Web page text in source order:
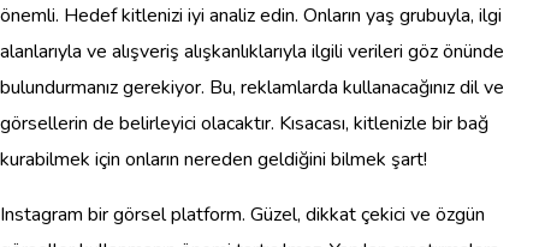
önemli. Hedef kitlenizi iyi analiz edin. Onların yaş grubuyla, ilgi
alanlarıyla ve alışveriş alışkanlıklarıyla ilgili verileri göz önünde
bulundurmanız gerekiyor. Bu, reklamlarda kullanacağınız dil ve
görsellerin de belirleyici olacaktır. Kısacası, kitlenizle bir bağ
kurabilmek için onların nereden geldiğini bilmek şart!
Instagram bir görsel platform. Güzel, dikkat çekici ve özgün